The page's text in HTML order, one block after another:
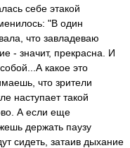
себе этакой
"В один
что завладеваю
- значит, прекрасна. И
какое это
что зрители
наступает такой
А если еще
держать паузу
сидеть, затаив дыхание